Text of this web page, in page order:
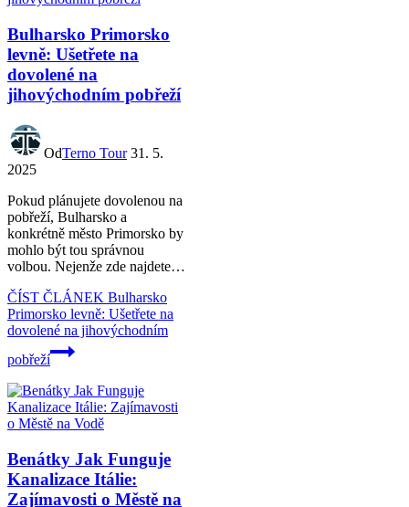
Bulharsko Primorsko
levně: Ušetřete na
dovolené na
jihovýchodním pobřeží
OdTerno Tour 31. 5.
2025
Pokud plánujete dovolenou na
pobřeží, Bulharsko a
konkrétně město Primorsko by
mohlo být tou správnou
volbou. Nejenže zde najdete…
ČÍST ČLÁNEK Bulharsko
Primorsko levně: Ušetřete na
dovolené na jihovýchodním
pobřeží
Benátky Jak Funguje
Kanalizace Itálie:
Zajímavosti o Městě na